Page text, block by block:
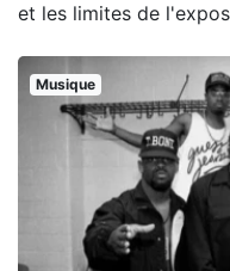
et les limites de
Musique